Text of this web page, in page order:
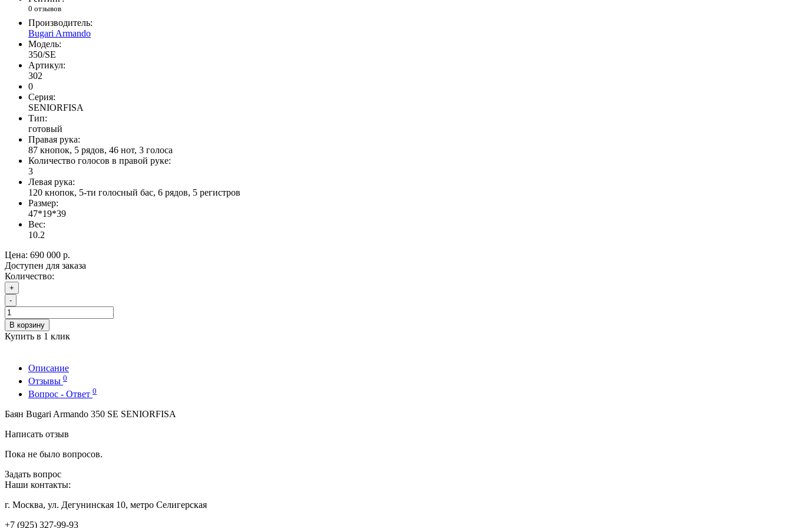
0 отзывов
Производитель:
Bugari Armando
Модель:
350/SE
Артикул:
302
0
Серия:
SENIORFISA
Тип:
готовый
Правая рука:
87 кнопок, 5 рядов, 46 нот, 3 голоса
Количество голосов в правой руке:
3
Левая рука:
120 кнопок, 5-ти голосный бас, 6 рядов, 5 регистров
Размер:
47*19*39
Вес:
10.2
Цена: 690 000 р.
Доступен для заказа
Количество:
+
-
В корзину
Купить в 1 клик
Описание
Отзывы 0
Вопрос - Ответ 0
Баян Bugari Armando 350 SE SENIORFISA
Написать отзыв
Пока не было вопросов.
Задать вопрос
Наши контакты:
г. Москва, ул. Дегунинская 10, метро Селигерская
+7 (925) 327-99-93